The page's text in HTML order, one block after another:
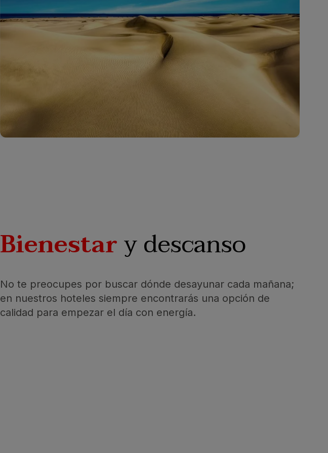
Bienestary descanso
No te preocupes por buscar dónde desayunar cada mañana;
en nuestros hoteles siempre encontrarás una opción de
calidad para empezar el día con energía.